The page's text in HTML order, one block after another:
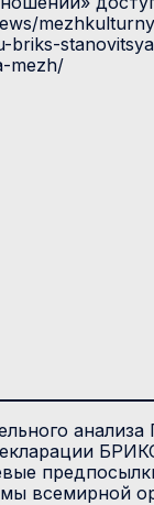
briks-
mezh/
всемирной